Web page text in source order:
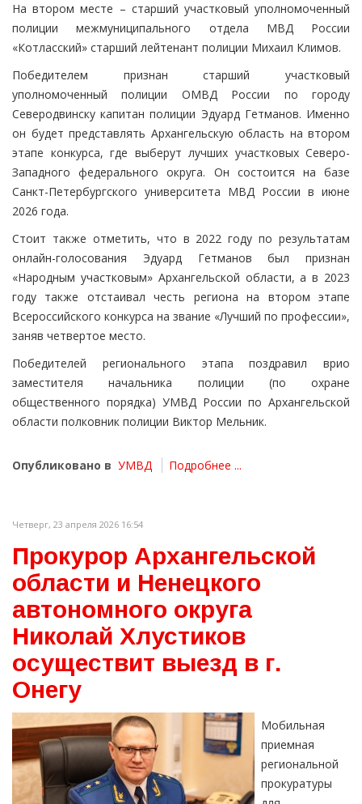
На втором месте – старший участковый уполномоченный
полиции межмуниципального отдела МВД России
«Котласский» старший лейтенант полиции Михаил Климов.
Победителем признан старший участковый
уполномоченный полиции ОМВД России по городу
Северодвинску капитан полиции Эдуард Гетманов. Именно
он будет представлять Архангельскую область на втором
этапе конкурса, где выберут лучших участковых Северо-
Западного федерального округа. Он состоится на базе
Санкт-Петербургского университета МВД России в июне
2026 года.
Стоит также отметить, что в 2022 году по результатам
онлайн-голосования Эдуард Гетманов был признан
«Народным участковым» Архангельской области, а в 2023
году также отстаивал честь региона на втором этапе
Всероссийского конкурса на звание «Лучший по профессии»,
заняв четвертое место.
Победителей регионального этапа поздравил врио
заместителя начальника полиции (по охране
общественного порядка) УМВД России по Архангельской
области полковник полиции Виктор Мельник.
Опубликовано в УМВД Подробнее ...
Четверг, 23 апреля 2026 16:54
Прокурор Архангельской
области и Ненецкого
автономного округа
Николай Хлустиков
осуществит выезд в г.
Онегу
Мобильная
приемная
региональной
прокуратуры